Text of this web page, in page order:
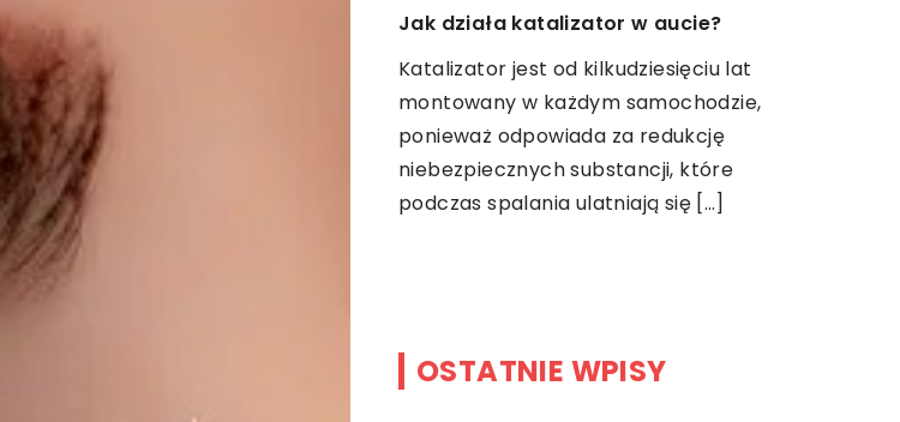
31 | 03 | 2018
Jak wybrać poprawny rozmiar opon i
felg
Opony to podstawowy element
decydujący o bezpieczeństwie na
drodze. Zmieniając rozmiar opon,
decydujemy o wielu czynnikach, jak na
przykład o […]
Jak działa katalizator w aucie?
Katalizator jest od kilkudziesięciu lat
montowany w każdym samochodzie,
ponieważ odpowiada za redukcję
niebezpiecznych substancji, które
podczas spalania ulatniają się […]
OSTATNIE WPISY